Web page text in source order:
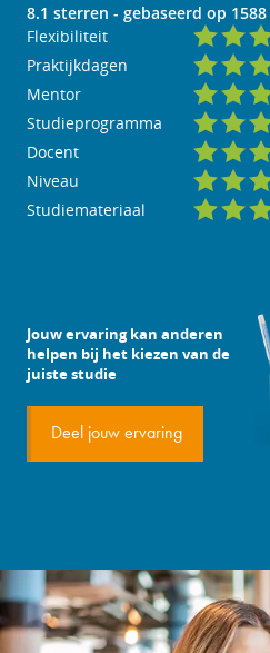
8.1 sterren - gebaseerd op 1588
Flexibiliteit
Praktijkdagen
Mentor
Studieprogramma
Docent
Niveau
Studiemateriaal
Jouw ervaring kan anderen
helpen bij het kiezen van de
juiste studie
Deel jouw ervaring